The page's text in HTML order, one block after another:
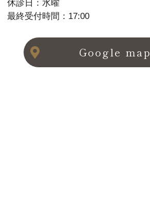
休診日：水曜
最終受付時間：17:00
Google map